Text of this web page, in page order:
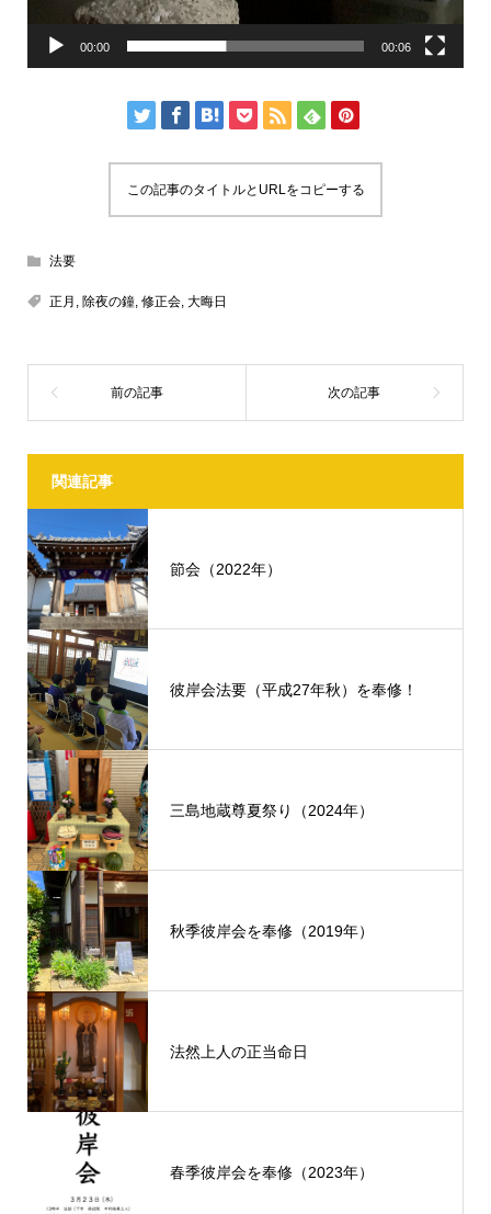
00:00 00:06
この記事のタイトルとURLをコピーする
法要
正月 除夜の鐘, 修正会, 大晦日
関連記事
節会（2022年）
彼岸会法要（平成27年秋）を奉修！
三島地蔵尊夏祭り（2024年）
秋季彼岸会を奉修（2019年）
法然上人の正当命日
春季彼岸会を奉修（2023年）